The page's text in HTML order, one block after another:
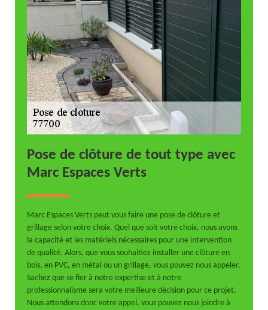
Pose de clôture de tout type avec
Marc Espaces Verts
Marc Espaces Verts peut vous faire une pose de clôture et
grillage selon votre choix. Quel que soit votre choix, nous avons
la capacité et les matériels nécessaires pour une intervention
de qualité. Alors, que vous souhaitiez installer une clôture en
bois, en PVC, en métal ou un grillage, vous pouvez nous appeler.
Sachez que se fier à notre expertise et à notre
professionnalisme sera votre meilleure décision pour ce projet.
Nous attendons donc votre appel, vous pouvez nous joindre à